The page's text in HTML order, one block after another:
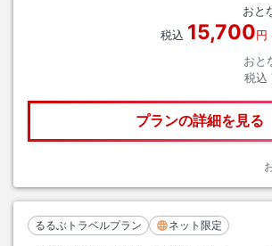
おと
税込 15,700円
おと
税込
プランの詳細を見る
るるぶトラベルプラン ネット限定